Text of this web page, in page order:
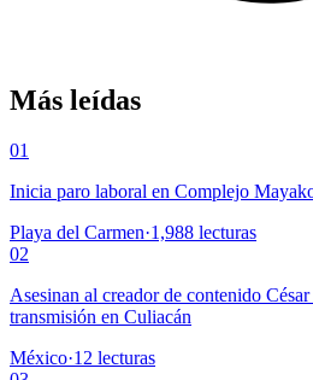
Más leídas
01
Inicia paro laboral en Complejo
Playa del Carmen·1,988 lecturas
02
Asesinan al creador de contenido
transmisión en Culiacán
México·12 lecturas